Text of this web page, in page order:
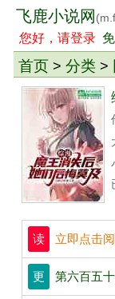
飞鹿小说网
您好，请登录
首页 > 分类 >
们后悔莫及
读 立即点击
更 第六百五